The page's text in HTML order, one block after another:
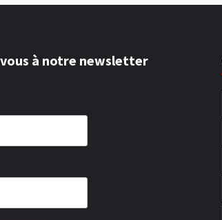
à notre newsletter